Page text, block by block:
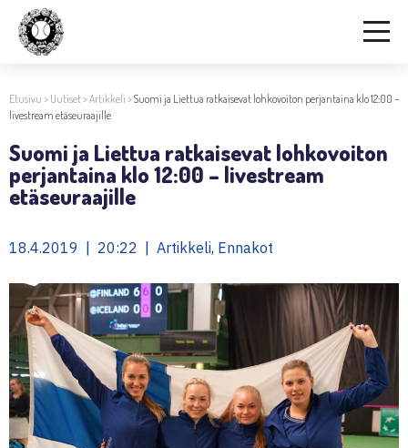
Etusivu > Uutiset>Artikkeli >Suomi ja Liettua ratkaisevat lohkovoiton perjantaina klo 12:00 –
livestream etäseuraajille
Suomi ja Liettua ratkaisevat lohkovoiton
perjantaina klo 12:00 – livestream
etäseuraajille
18.4.2019 | 20:22 | Artikkeli, Ennakot